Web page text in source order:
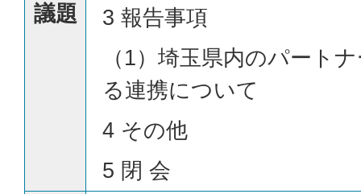
議題
3 報告事項
（1）埼玉県内のパート
る連携について
4 その他
5 閉 会